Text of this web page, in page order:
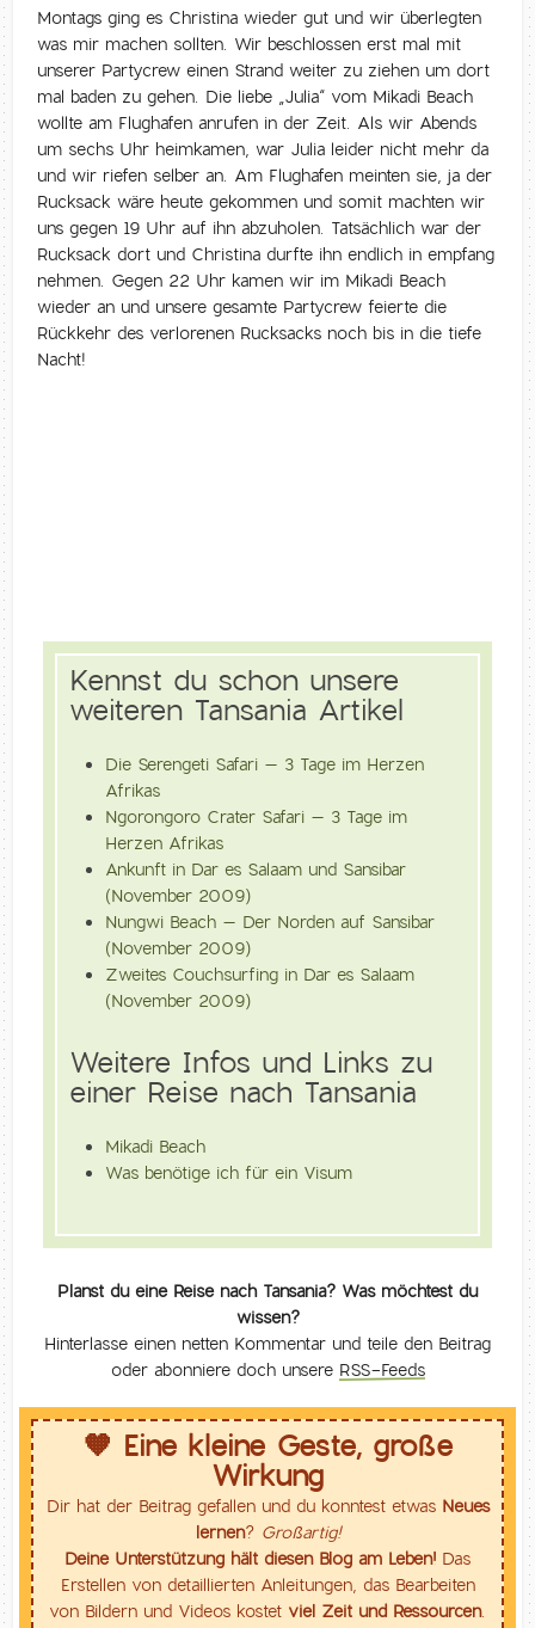
Montags ging es Christina wieder gut und wir überlegten
was mir machen sollten. Wir beschlossen erst mal mit
unserer Partycrew einen Strand weiter zu ziehen um dort
mal baden zu gehen. Die liebe „Julia“ vom Mikadi Beach
wollte am Flughafen anrufen in der Zeit. Als wir Abends
um sechs Uhr heimkamen, war Julia leider nicht mehr da
und wir riefen selber an. Am Flughafen meinten sie, ja der
Rucksack wäre heute gekommen und somit machten wir
uns gegen 19 Uhr auf ihn abzuholen. Tatsächlich war der
Rucksack dort und Christina durfte ihn endlich in empfang
nehmen. Gegen 22 Uhr kamen wir im Mikadi Beach
wieder an und unsere gesamte Partycrew feierte die
Rückkehr des verlorenen Rucksacks noch bis in die tiefe
Nacht!
Kennst du schon unsere
weiteren Tansania Artikel
Die Serengeti Safari – 3 Tage im Herzen
Afrikas
Ngorongoro Crater Safari – 3 Tage im
Herzen Afrikas
Ankunft in Dar es Salaam und Sansibar
(November 2009)
Nungwi Beach – Der Norden auf Sansibar
(November 2009)
Zweites Couchsurfing in Dar es Salaam
(November 2009)
Weitere Infos und Links zu
einer Reise nach Tansania
Mikadi Beach
Was benötige ich für ein Visum
Planst du eine Reise nach Tansania? Was möchtest du
wissen?
Hinterlasse einen netten Kommentar und teile den Beitrag
oder abonniere doch unsere RSS-Feeds
🧡 Eine kleine Geste, große
Wirkung
Dir hat der Beitrag gefallen und du konntest etwas Neues
lernen? Großartig!
Deine Unterstützung hält diesen Blog am Leben! Das
Erstellen von detaillierten Anleitungen, das Bearbeiten
von Bildern und Videos kostet viel Zeit und Ressourcen.